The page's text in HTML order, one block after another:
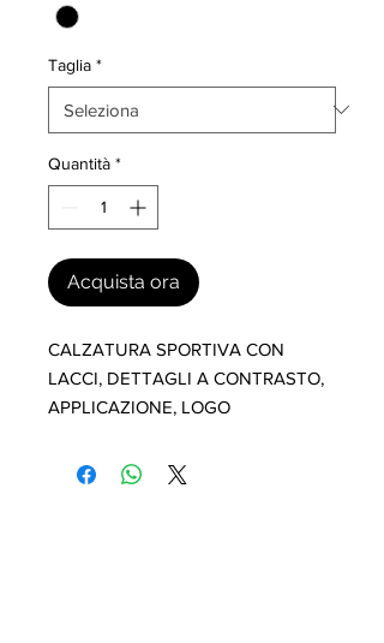
Taglia *
Quantità *
Acquista ora
CALZATURA SPORTIVA CON
LACCI, DETTAGLI A CONTRASTO,
APPLICAZIONE, LOGO